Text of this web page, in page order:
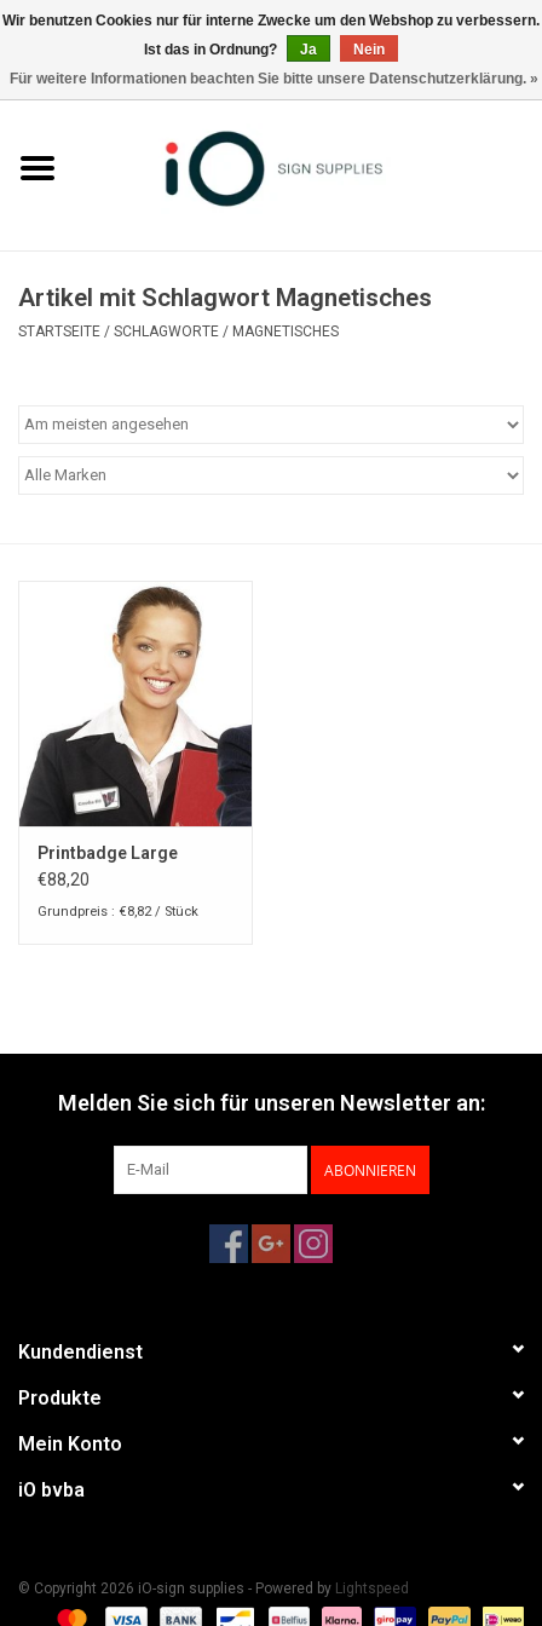
Marken
Artikel mit Schlagwort Magnetisches
STARTSEITE / SCHLAGWORTE / MAGNETISCHES
Printbadge Large
€88,20
Grundpreis : €8,82 / Stück
Melden Sie sich für unseren Newsletter an:
ABONNIEREN
Kundendienst
Produkte
Mein Konto
iO bvba
© Copyright 2026 iO-sign supplies - Powered by Lightspeed
Wir benutzen Cookies nur für interne Zwecke um den Webshop zu verbessern.
Ist das in Ordnung?
Ja
Nein
Für weitere Informationen beachten Sie bitte unsere Datenschutzerklärung. »